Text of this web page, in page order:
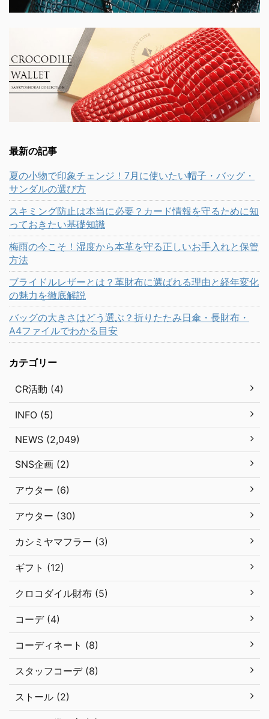
最新の記事
夏の小物で印象チェンジ！7月に使いたい帽子・バッグ・
サンダルの選び方
スキミング防止は本当に必要？カード情報を守るために知
っておきたい基礎知識
梅雨の今こそ！湿度から本革を守る正しいお手入れと保管
方法
ブライドルレザーとは？革財布に選ばれる理由と経年変化
の魅力を徹底解説
バッグの大きさはどう選ぶ？折りたたみ日傘・長財布・
A4ファイルでわかる目安
カテゴリー
CR活動 (4)
INFO (5)
NEWS (2,049)
SNS企画 (2)
アウター (6)
アウター (30)
カシミヤマフラー (3)
ギフト (12)
クロコダイル財布 (5)
コーデ (4)
コーディネート (8)
スタッフコーデ (8)
ストール (2)